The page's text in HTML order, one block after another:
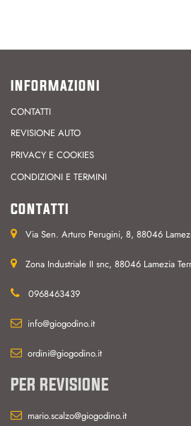
INFORMAZIONI
CONTATTI
REVISIONE AUTO
PRIVACY E COOKIES
CONDIZIONI E TERMINI
CONTATTI
Via Sen. Arturo Perugini, 8, 88046
Zona Industriale II snc, 88046 Lamezia
0968463439
info@giogodino.it
ordini@giogodino.it
PER REVISIONE
mario.scalzo@giogodino.it